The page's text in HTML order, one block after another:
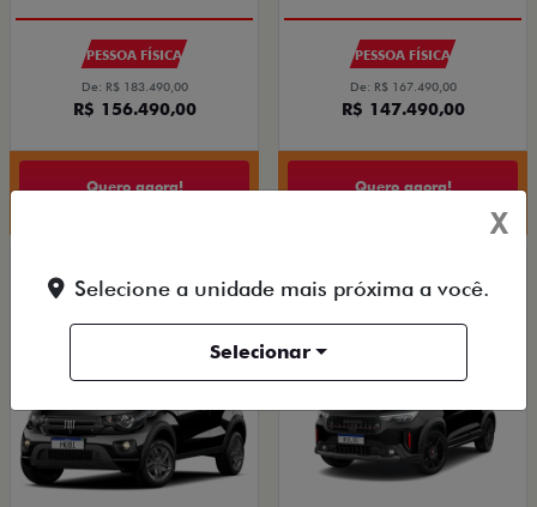
PESSOA FÍSICA
De: R$ 183.490,00
R$ 156.490,00
Quero agora!
PESSOA FÍSICA
De: R$ 167.490,00
R$ 147.490,00
Quero agora!
2026/2026
2026/2026
X
Selecione a unidade mais próxima a você.
Selecionar